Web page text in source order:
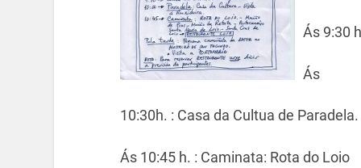
Ás 9:30 h
Ás
10:30h. : Casa da Cultua de Paradela.
Ás 10:45 h. : Caminata: Rota do Loio